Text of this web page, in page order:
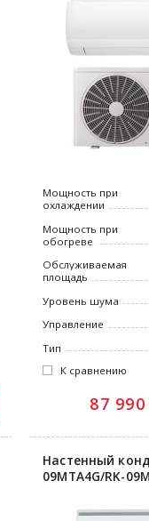
Мощность при
охлаждении
Мощность при
обогреве
Обслуживаемая
площадь
Уровень шума
Управление
Тип
К сравнению
87 990
Настенный
09MTA4G/RK-